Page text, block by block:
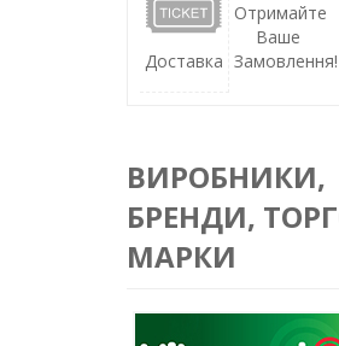
Доставка
Отримайте
Ваше
Замовлення!
ВИРОБНИКИ,
БРЕНДИ,
МАРКИ